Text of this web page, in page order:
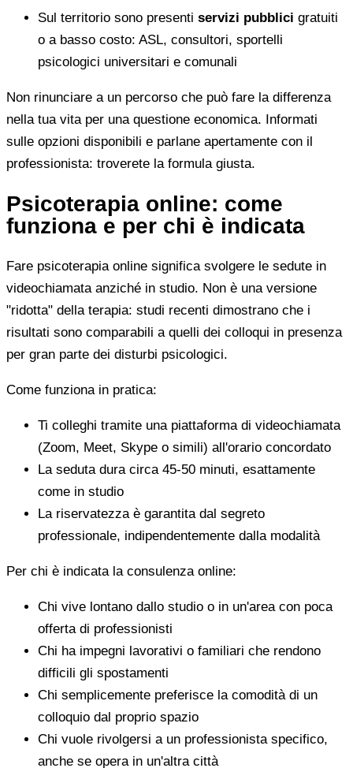
Sul territorio sono presenti servizi pubblici gratuiti
o a basso costo: ASL, consultori, sportelli
psicologici universitari e comunali
Non rinunciare a un percorso che può fare la differenza
nella tua vita per una questione economica. Informati
sulle opzioni disponibili e parlane apertamente con il
professionista: troverete la formula giusta.
Psicoterapia online: come
funziona e per chi è indicata
Fare psicoterapia online significa svolgere le sedute in
videochiamata anziché in studio. Non è una versione
"ridotta" della terapia: studi recenti dimostrano che i
risultati sono comparabili a quelli dei colloqui in presenza
per gran parte dei disturbi psicologici.
Come funziona in pratica:
Ti colleghi tramite una piattaforma di videochiamata
(Zoom, Meet, Skype o simili) all'orario concordato
La seduta dura circa 45-50 minuti, esattamente
come in studio
La riservatezza è garantita dal segreto
professionale, indipendentemente dalla modalità
Per chi è indicata la consulenza online:
Chi vive lontano dallo studio o in un'area con poca
offerta di professionisti
Chi ha impegni lavorativi o familiari che rendono
difficili gli spostamenti
Chi semplicemente preferisce la comodità di un
colloquio dal proprio spazio
Chi vuole rivolgersi a un professionista specifico,
anche se opera in un'altra città